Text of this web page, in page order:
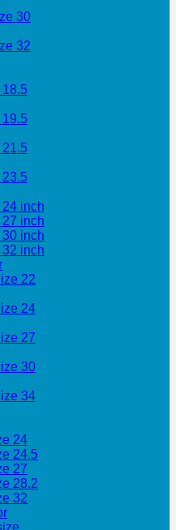
30
32
18.5
19.5
21.5
23.5
24 inch
27 inch
30 inch
32 inch
22
24
27
30
34
24
24.5
27
28.2
32